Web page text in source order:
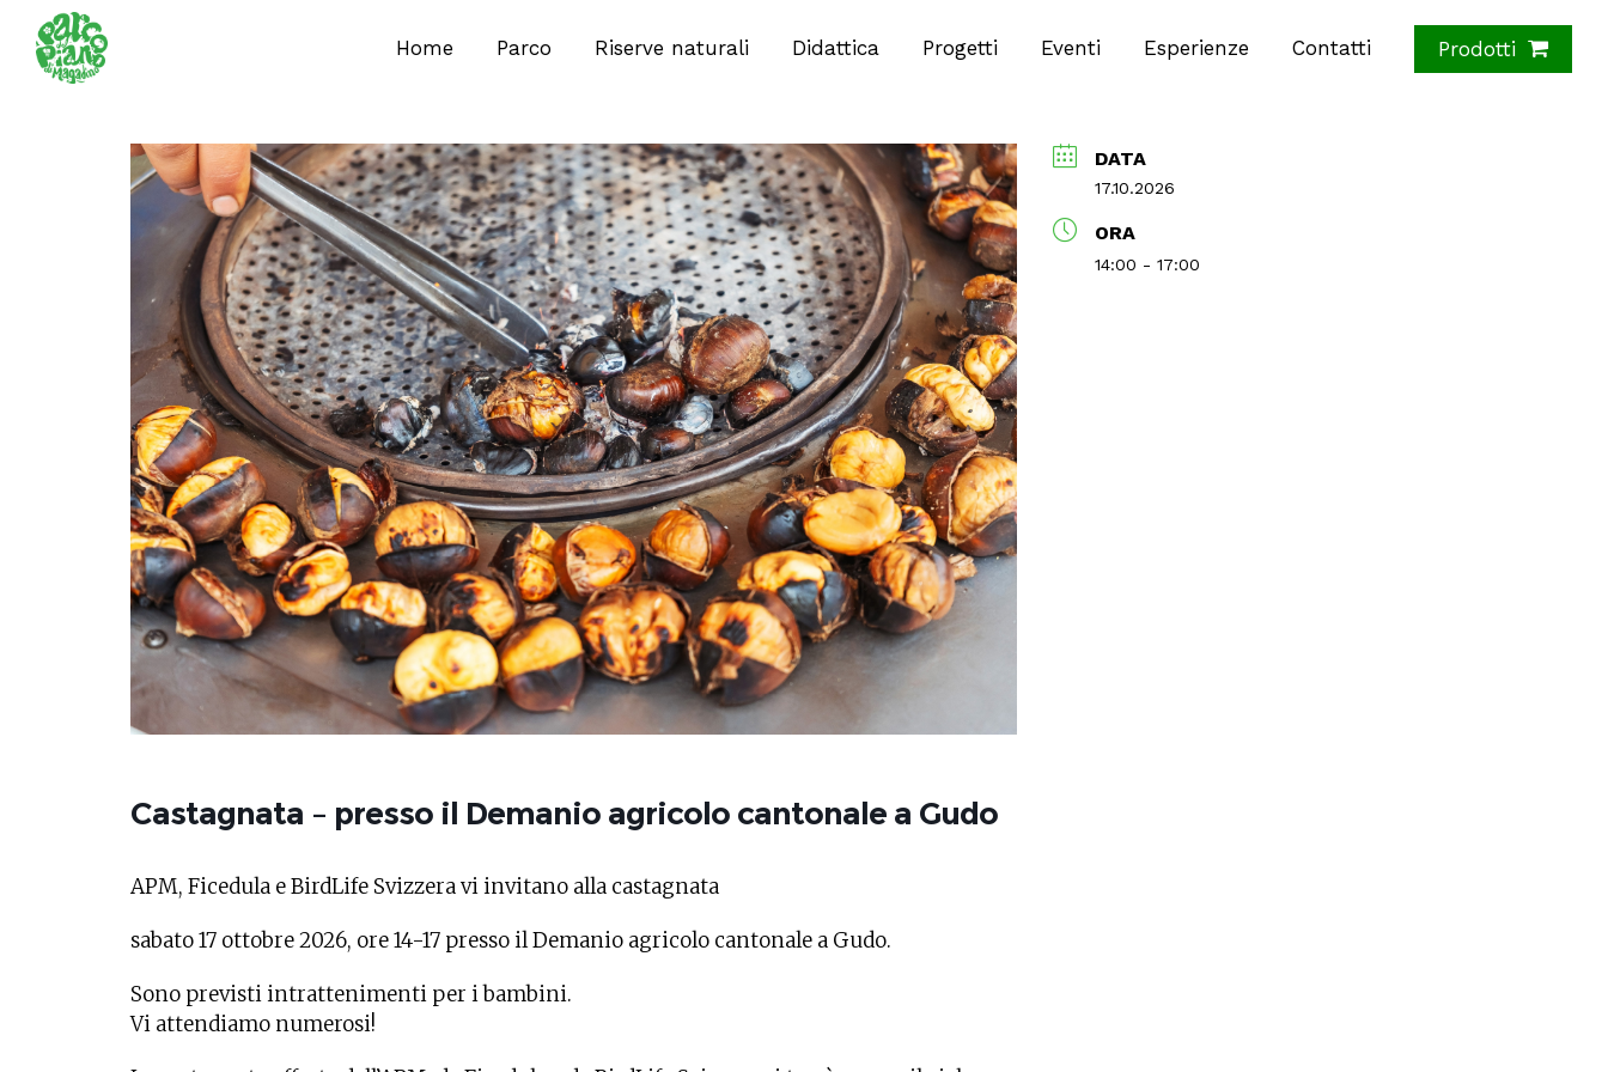
Home Parco Riserve naturali Didattica Progetti Eventi Esperienze Contatti Prodotti
Castagnata – presso il Demanio agricolo cantonale a Gudo
APM, Ficedula e BirdLife Svizzera vi invitano alla castagnata
sabato 17 ottobre 2026, ore 14-17 presso il Demanio agricolo cantonale a Gudo.
Sono previsti intrattenimenti per i bambini.
Vi attendiamo numerosi!
DATA
17.10.2026
ORA
14:00 - 17:00